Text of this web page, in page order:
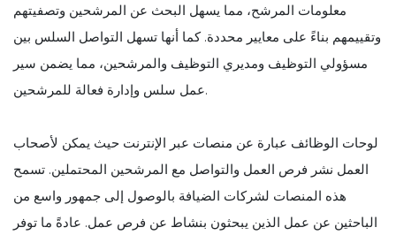
معلومات المرشح، مما يسهل البحث عن المرشحين وتصفيتهم
وتقييمهم بناءً على معايير محددة. كما أنها تسهل التواصل السلس بين
مسؤولي التوظيف ومديري التوظيف والمرشحين، مما يضمن سير
عمل سلس وإدارة فعالة للمرشحين.
لوحات الوظائف عبارة عن منصات عبر الإنترنت حيث يمكن لأصحاب
العمل نشر فرص العمل والتواصل مع المرشحين المحتملين. تسمح
هذه المنصات لشركات الضيافة بالوصول إلى جمهور واسع من
الباحثين عن عمل الذين يبحثون بنشاط عن فرص عمل. عادةً ما توفر